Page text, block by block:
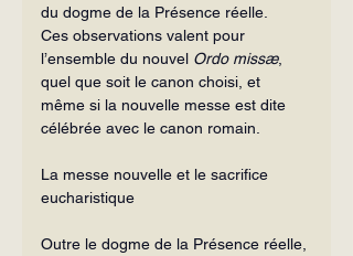
du dogme de la Présence réelle.
Ces observations valent pour
l’ensemble du nouvel Ordo missæ,
quel que soit le canon choisi, et
même si la nouvelle messe est dite
célébrée avec le canon romain.
La messe nouvelle et le sacrifice
eucharistique
Outre le dogme de la Présence réelle,